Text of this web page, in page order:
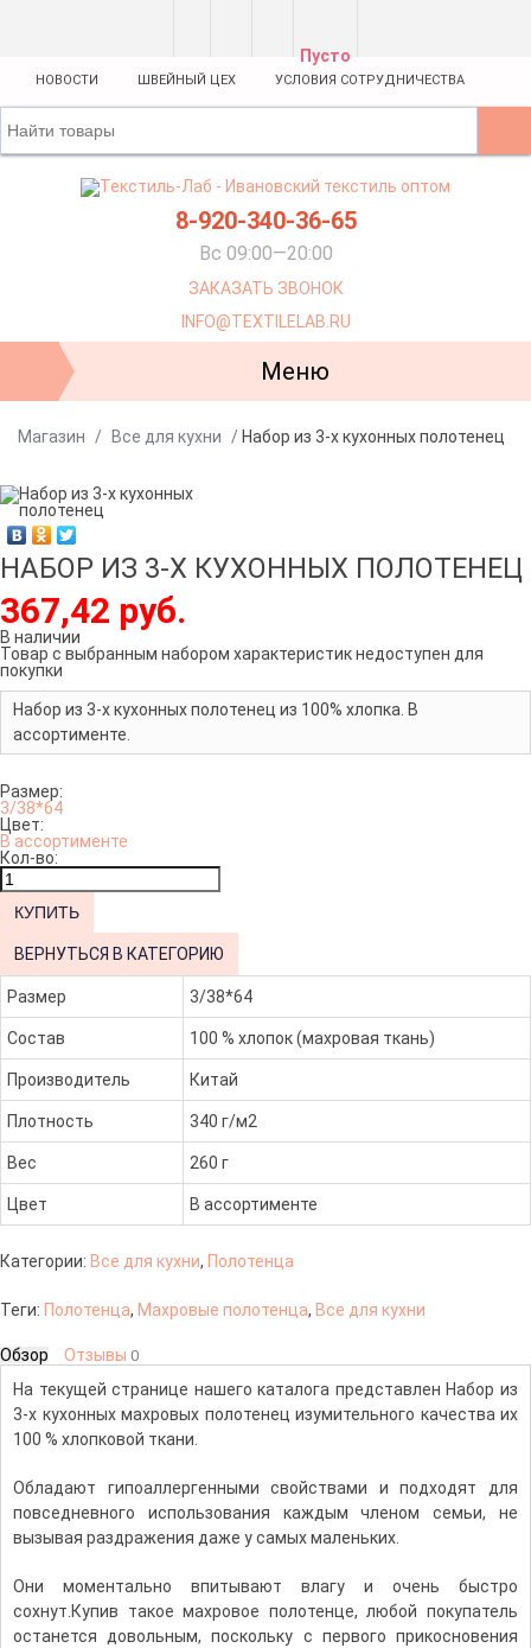
Пусто
НОВОСТИ ШВЕЙНЫЙ ЦЕХ УСЛОВИЯ СОТРУДНИЧЕСТВА
8-920-340-36-65
Вс 09:00—20:00
ЗАКАЗАТЬ ЗВОНОК
INFO@TEXTILELAB.RU
Меню
Магазин / Все для кухни / Набор из 3-х кухонных полотенец
НАБОР ИЗ 3-Х КУХОННЫХ ПОЛОТЕНЕЦ
367,42 руб.
В наличии
Товар с выбранным набором характеристик недоступен для
покупки
Набор из 3-х кухонных полотенец из 100% хлопка. В
ассортименте.
Размер:
3/38*64
Цвет:
В ассортименте
Кол-во:
ВЕРНУТЬСЯ В КАТЕГОРИЮ
Размер 3/38*64
Состав 100 % хлопок (махровая ткань)
Производитель Китай
Плотность 340 г/м2
Вес 260 г
Цвет В ассортименте
Категории: Все для кухни, Полотенца
Теги: Полотенца, Махровые полотенца, Все для кухни
Обзор Отзывы 0
На текущей странице нашего каталога представлен Набор из
3-х кухонных махровых полотенец изумительного качества их
100 % хлопковой ткани.
Обладают гипоаллергенными свойствами и подходят для
повседневного использования каждым членом семьи, не
вызывая раздражения даже у самых маленьких.
Они моментально впитывают влагу и очень быстро
сохнут.Купив такое махровое полотенце, любой покупатель
останется довольным, поскольку с первого прикосновения